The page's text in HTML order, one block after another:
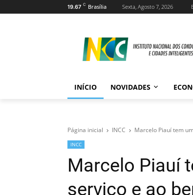
19.67 C Brasília Sexta, Agosto 7, 2026
INÍCIO NOVIDADES
Página inicial INCC Marcelo Piauí tem
INCC
Marcelo Piauí
serviço e ao